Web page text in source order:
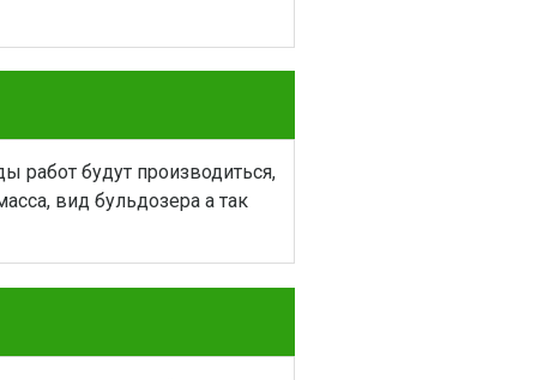
работ будут производиться,
вид бульдозера а так